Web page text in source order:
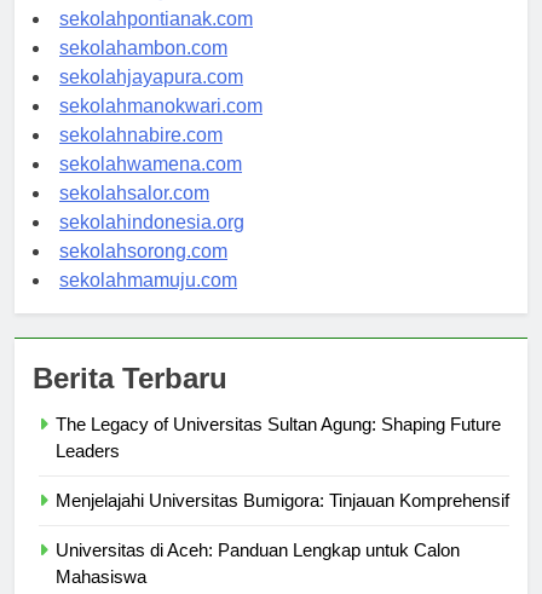
sekolahbanjarbaru.com
sekolahpontianak.com
sekolahambon.com
sekolahjayapura.com
sekolahmanokwari.com
sekolahnabire.com
sekolahwamena.com
sekolahsalor.com
sekolahindonesia.org
sekolahsorong.com
The Legacy of Universitas Sultan Agung: Shaping Future
Universitas di Aceh: Panduan Lengkap untuk Calon